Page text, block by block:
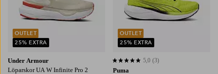
Under Armour
Löparskor UA W Infinite Pro 2
OUTLET
25% EXTRA
Puma
5,0 baserat på 3 st betyg
5,0 (3)
OUTLET
25% EXTRA